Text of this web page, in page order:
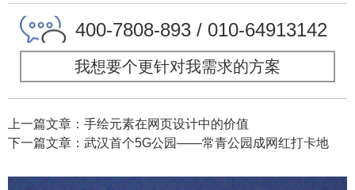
400-7808-893 / 010-64913142
我想要个更针对我需求的方案
上一篇文章：手绘元素在网页设计中的价值
下一篇文章：武汉首个5G公园——常青公园成网红打卡地